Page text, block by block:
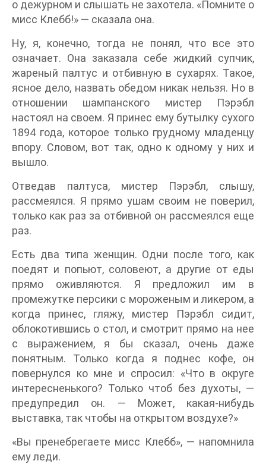
о дежурном и слышать не захотела. «Помните о
мисс Клебб!» — сказала она.
Ну, я, конечно, тогда не понял, что все это
означает. Она заказала себе жидкий супчик,
жареный палтус и отбивную в сухарях. Такое,
ясное дело, назвать обедом никак нельзя. Но в
отношении шампанского мистер Пэрэбл
настоял на своем. Я принес ему бутылку сухого
1894 года, которое только грудному младенцу
впору. Словом, вот так, одно к одному у них и
вышло.
Отведав палтуса, мистер Пэрэбл, слышу,
рассмеялся. Я прямо ушам своим не поверил,
только как раз за отбивной он рассмеялся еще
раз.
Есть два типа женщин. Одни после того, как
поедят и попьют, соловеют, а другие от еды
прямо оживляются. Я предложил им в
промежутке персики с мороженым и ликером, а
когда принес, гляжу, мистер Пэрэбл сидит,
облокотившись о стол, и смотрит прямо на нее
с выражением, я бы сказал, очень даже
понятным. Только когда я поднес кофе, он
повернулся ко мне и спросил: «Что в округе
интересненького? Только чтоб без духоты, —
предупредил он. — Может, какая-нибудь
выставка, так чтобы на открытом воздухе?»
«Вы пренебрегаете мисс Клебб», — напомнила
ему леди.